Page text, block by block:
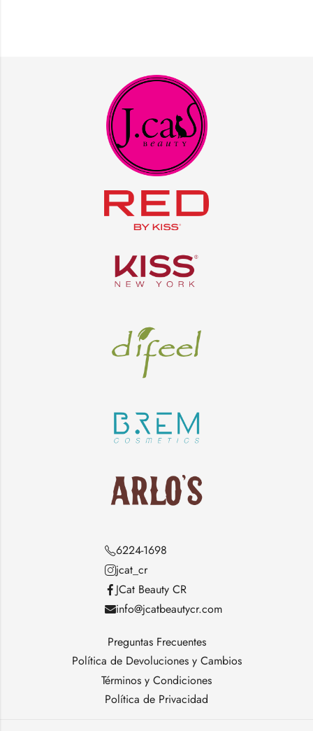
6224-1698
jcat_cr
JCat Beauty CR
info@jcatbeautycr.com
Preguntas Frecuentes
Política de Devoluciones y Cambios
Términos y Condiciones
Política de Privacidad